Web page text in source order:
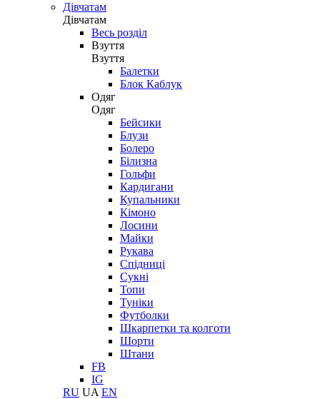
Дівчатам
Дівчатам
Весь розділ
Взуття
Взуття
Балетки
Блок Каблук
Одяг
Одяг
Бейсики
Блузи
Болеро
Білизна
Гольфи
Кардигани
Купальники
Кімоно
Лосини
Майки
Рукава
Спідниці
Сукні
Топи
Туніки
Футболки
Шкарпетки та колготи
Шорти
Штани
FB
IG
RU UA EN